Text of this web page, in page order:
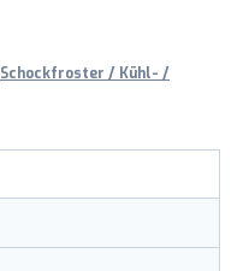
Schockfroster / Kühl- /